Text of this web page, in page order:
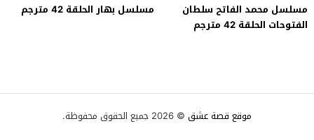
مسلسل محمد الفاتح سلطان
الفتوحات الحلقة 42 مترجم
مسلسل بهار الحلقة 42 مترجم
موقع قصة عشق © 2026 جميع الحقوق محفوظة.